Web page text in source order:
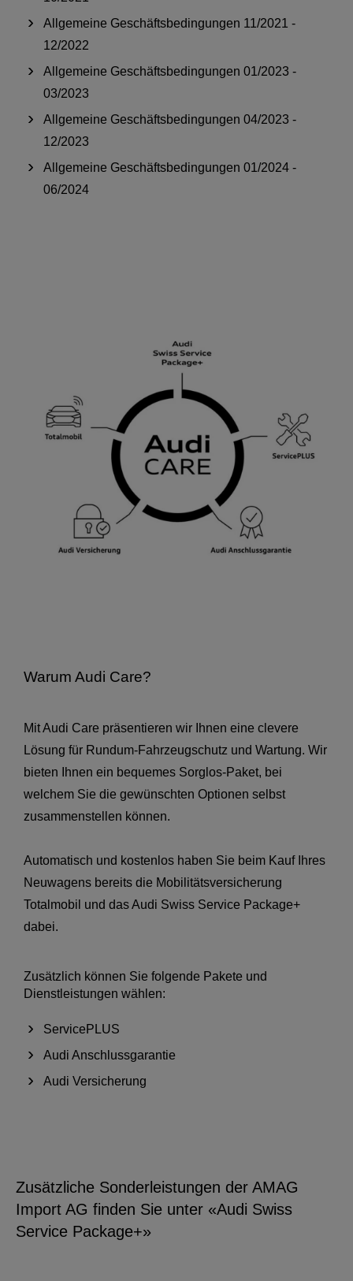
Allgemeine Geschäftsbedingungen 11/2021 -
12/2022
Allgemeine Geschäftsbedingungen 01/2023 -
03/2023
Allgemeine Geschäftsbedingungen 04/2023 -
12/2023
Allgemeine Geschäftsbedingungen 01/2024 -
06/2024
Warum Audi Care?
Mit Audi Care präsentieren wir Ihnen eine clevere
Lösung für Rundum-Fahrzeugschutz und Wartung. Wir
bieten Ihnen ein bequemes Sorglos-Paket, bei
welchem Sie die gewünschten Optionen selbst
zusammenstellen können.
Automatisch und kostenlos haben Sie beim Kauf Ihres
Neuwagens bereits die Mobilitätsversicherung
Totalmobil und das Audi Swiss Service Package+
dabei.
Zusätzlich können Sie folgende Pakete und
Dienstleistungen wählen:
ServicePLUS
Audi Anschlussgarantie
Audi Versicherung
Zusätzliche Sonderleistungen der AMAG
Import AG finden Sie unter «Audi Swiss
Service Package+»